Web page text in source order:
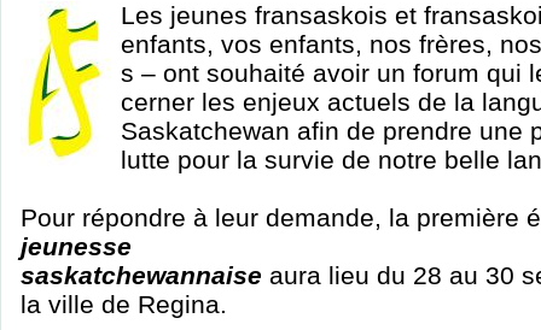
Les jeunes fransaskois et
enfants, vos enfants, nos frères,
s – ont souhaité avoir un forum qui
cerner les enjeux actuels de la
Saskatchewan afin de prendre une
lutte pour la survie de notre belle
Pour répondre à leur demande, la première
jeunesse
saskatchewannaise aura lieu du 28 au 30
la ville de Regina.